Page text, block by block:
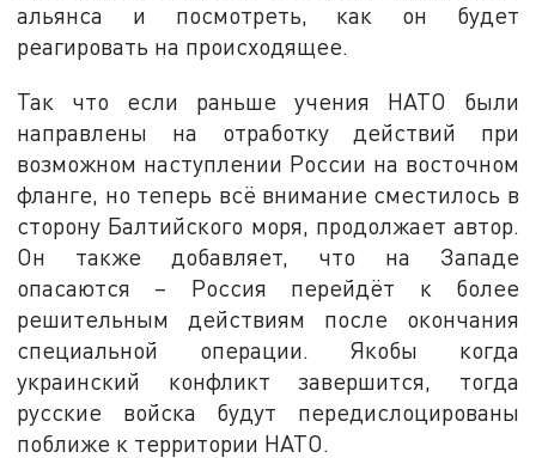
альянса и посмотреть, как он будет
реагировать на происходящее.
Так что если раньше учения НАТО были
направлены на отработку действий при
возможном наступлении России на восточном
фланге, но теперь всё внимание сместилось в
сторону Балтийского моря, продолжает автор.
Он также добавляет, что на Западе
опасаются – Россия перейдёт к более
решительным действиям после окончания
специальной операции. Якобы когда
украинский конфликт завершится, тогда
русские войска будут передислоцированы
поближе к территории НАТО.